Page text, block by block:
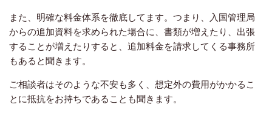
また、明確な料金体系を徹底してます。つまり、入国管理局
からの追加資料を求められた場合に、書類が増えたり、出張
することが増えたりすると、追加料金を請求してくる事務所
もあると聞きます。
ご相談者はそのような不安も多く、想定外の費用がかかるこ
とに抵抗をお持ちであることも聞きます。